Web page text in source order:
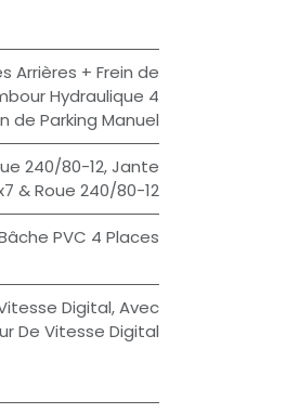
Arrières + Frein de
Hydraulique 4
de Parking Manuel
240/80-12,Jante
& Roue 240/80-12
PVC 4 Places
Digital,Avec
De Vitesse Digital